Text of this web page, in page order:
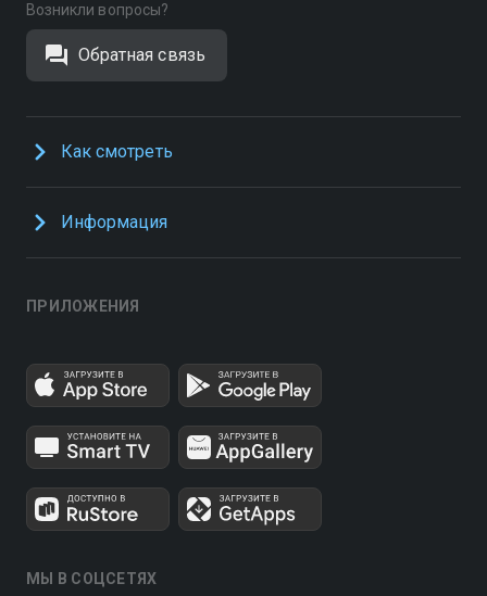
Возникли вопросы?
Обратная связь
Как смотреть
Информация
ПРИЛОЖЕНИЯ
МЫ В СОЦСЕТЯХ